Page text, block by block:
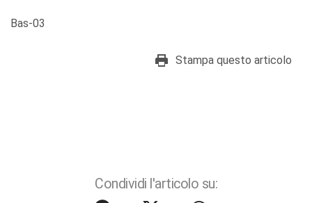
Bas-03
Stampa questo articolo
Condividi l'articolo su: